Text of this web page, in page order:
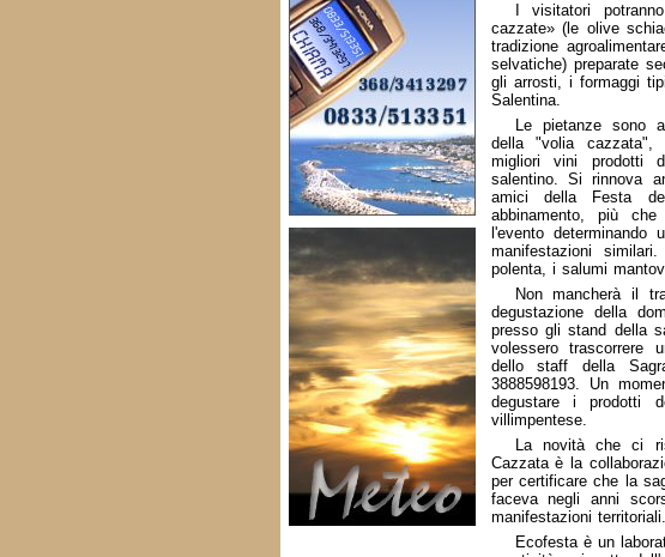
I visitatori
cazzate» (le olive
tradizione
selvatiche) preparate
gli arrosti, i formaggi
Salentina.
Le pietanze sono
della "volia cazzata",
migliori vini prodotti
salentino. Si rinnova
amici della Festa
abbinamento, più
l'evento determinando
manifestazioni
polenta, i salumi
Non mancherà il
degustazione della
presso gli stand della
volessero trascorrere
dello staff della
3888598193. Un
degustare i prodotti
villimpentese.
La novità che ci
Cazzata è la
per certificare che la
faceva negli anni
manifestazioni territoriali.
Ecofesta è un